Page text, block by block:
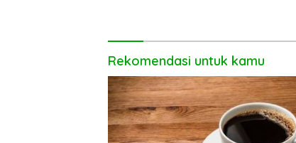
Rekomendasi untuk kamu